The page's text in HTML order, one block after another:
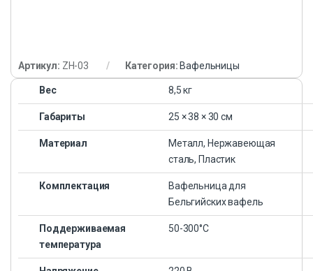
Артикул: ZH-03 Категория: Вафельницы
Вес 8,5 кг
Габариты 25 × 38 × 30 см
Материал
Металл, Нержавеющая
сталь, Пластик
Комплектация
Вафельница для
Бельгийских вафель
Поддерживаемая
температура
50-300°С